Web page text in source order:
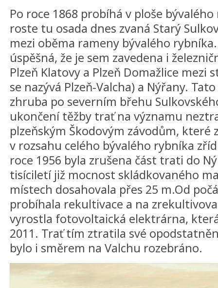
Po roce 1868 probíhá v ploše
roste tu osada dnes zvaná Starý
mezi oběma rameny bývalého
úspěšná, že je sem zavedena i
Plzeň Klatovy a Plzeň Domažlice mezi
se nazývá Plzeň-Valcha) a Nýřany.
zhruba po severním břehu
ukončení těžby trať na významu
plzeňským Škodovým závodům, které
v rozsahu celého bývalého rybníka
roce 1956 byla zrušena část trati do
tisíciletí již mocnost skládkovaného
místech dosahovala přes 25 m.Od
probíhala rekultivace a na
vyrostla fotovoltaická elektrárna,
2011. Trať tím ztratila své
bylo i směrem na Valchu rozebráno.